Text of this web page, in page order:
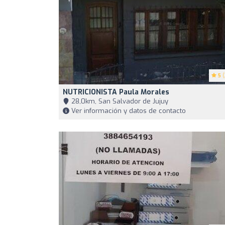
5
NUTRICIONISTA Paula Morales
28,0km, San Salvador de Jujuy
Ver información y datos de contacto